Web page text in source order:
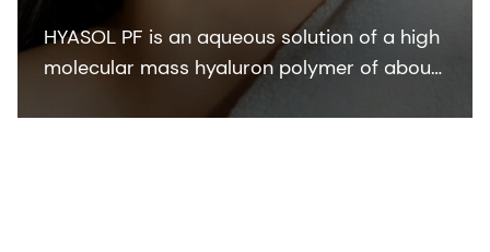
HYASOL PF is an aqueous solution of a high
molecular mass hyaluron polymer of about
1.6 MDa. The bioactive delivers outstanding